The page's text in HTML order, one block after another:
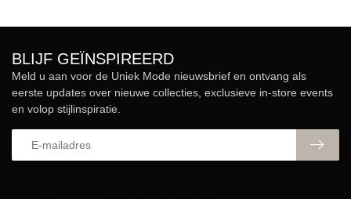
BLIJF GEÏNSPIREERD
Meld u aan voor de Uniek Mode nieuwsbrief en ontvang als
eerste updates over nieuwe collecties, exclusieve in-store events
en volop stijlinspiratie.